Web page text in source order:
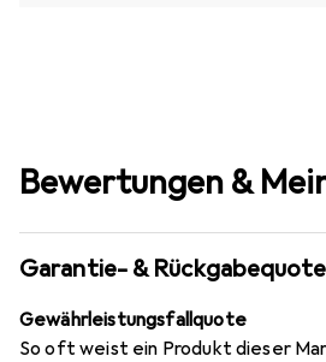
Bewertungen &
Garantie- &
Gewährleistungsfallquote
So oft weist ein Produkt dieser